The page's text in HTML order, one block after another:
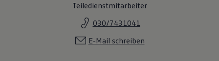
Teiledienstmitarbeiter
030/7431041
E-Mail schreiben